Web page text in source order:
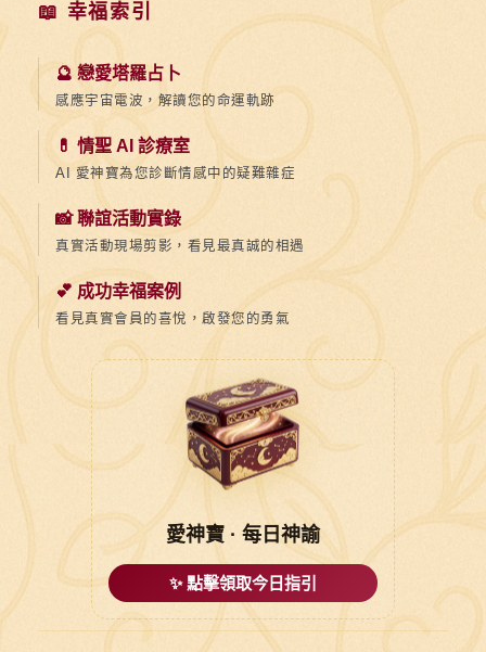
📖 幸福索引
🔮 戀愛塔羅占卜
感應宇宙電波，解讀您的命運軌跡
💊 情聖 AI 診療室
AI 愛神寶為您診斷情感中的疑難雜症
📸 聯誼活動實錄
真實活動現場剪影，看見最真誠的相遇
💕 成功幸福案例
看見真實會員的喜悅，啟發您的勇氣
愛神寶 · 每日神諭
✨ 點擊領取今日指引